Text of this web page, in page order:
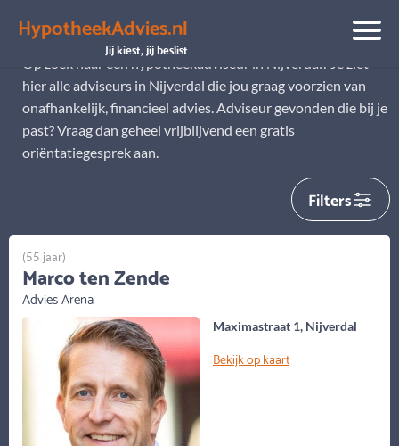
HypotheekAdvies.nl
Jij kiest, jij beslist
Hypotheekadviseur Nijverdal
Op zoek naar een hypotheekadviseur in Nijverdal? Je ziet
hier alle adviseurs in Nijverdal die jou graag voorzien van
onafhankelijk, financieel advies. Adviseur gevonden die bij je
past? Vraag dan geheel vrijblijvend een gratis
oriëntatiegesprek aan.
Filters
Maximastraat 1, Nijverdal
Bekijk op kaart
(55 jaar)
Marco ten Zende
Advies Arena